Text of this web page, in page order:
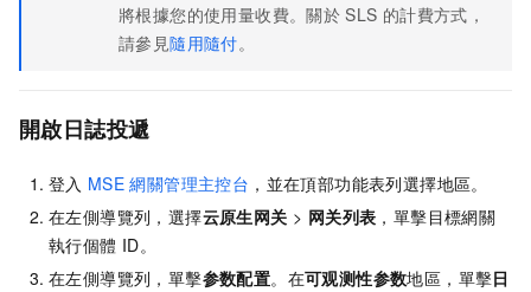
將根據您的使用量收費。關於 SLS 的計費方式，
請參見隨用隨付。
開啟日誌投遞
登入 MSE 網關管理主控台 ，並在頂部功能表列選擇地區。
在左側導覽列，選擇云原生网关 > 网关列表 ，單擊目標網關
執行個體 ID。
在左側導覽列，單擊参数配置。在可观测性参数地區，單擊日